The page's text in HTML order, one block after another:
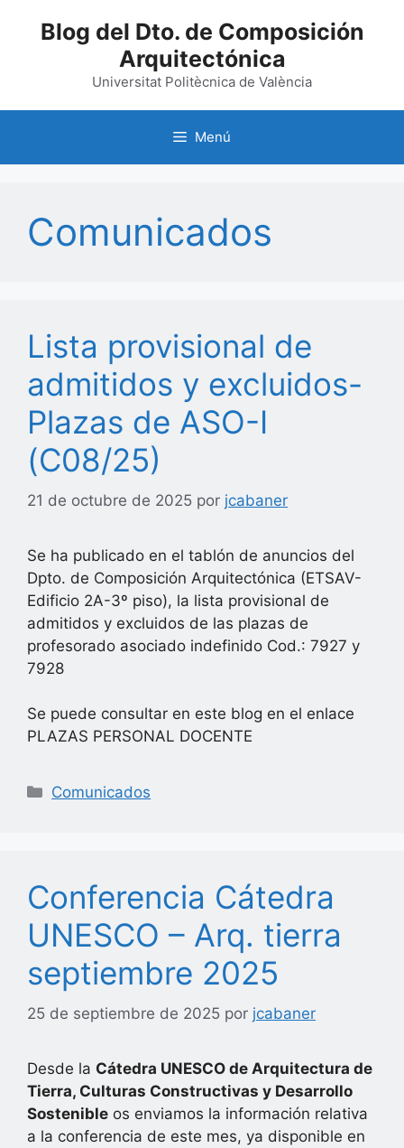
Blog del Dto. de Composición
Arquitectónica
Universitat Politècnica de València
Menú
Comunicados
Lista provisional de
admitidos y excluidos-
Plazas de ASO-I
(C08/25)
21 de octubre de 2025 por jcabaner
Se ha publicado en el tablón de anuncios del
Dpto. de Composición Arquitectónica (ETSAV-
Edificio 2A-3º piso), la lista provisional de
admitidos y excluidos de las plazas de
profesorado asociado indefinido Cod.: 7927 y
7928
Se puede consultar en este blog en el enlace
PLAZAS PERSONAL DOCENTE
Categorías
Comunicados
Conferencia Cátedra
UNESCO – Arq. tierra
septiembre 2025
25 de septiembre de 2025 por jcabaner
Desde la Cátedra UNESCO de Arquitectura de
Tierra, Culturas Constructivas y Desarrollo
Sostenible os enviamos la información relativa
a la conferencia de este mes, ya disponible en